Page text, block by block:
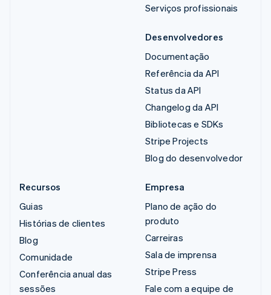
Serviços profissionais
Desenvolvedores
Documentação
Referência da API
Status da API
Changelog da API
Bibliotecas e SDKs
Stripe Projects
Blog do desenvolvedor
Recursos
Guias
Histórias de clientes
Blog
Comunidade
Conferência anual das
sessões
Empresa
Plano de ação do
produto
Carreiras
Sala de imprensa
Stripe Press
Fale com a equipe de